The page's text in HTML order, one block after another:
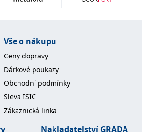
Vše o nákupu
Ceny dopravy
Dárkové poukazy
Obchodní podmínky
Sleva ISIC
Zákaznická linka
Nakladatelství GRADA